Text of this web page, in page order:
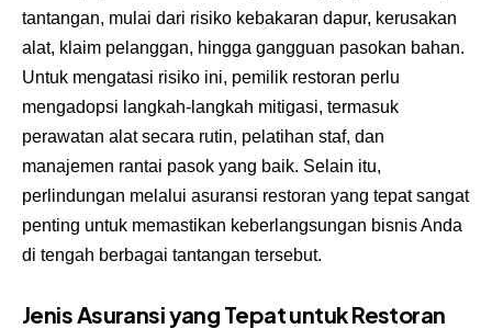
tantangan, mulai dari risiko kebakaran dapur, kerusakan
alat, klaim pelanggan, hingga gangguan pasokan bahan.
Untuk mengatasi risiko ini, pemilik restoran perlu
mengadopsi langkah-langkah mitigasi, termasuk
perawatan alat secara rutin, pelatihan staf, dan
manajemen rantai pasok yang baik. Selain itu,
perlindungan melalui asuransi restoran yang tepat sangat
penting untuk memastikan keberlangsungan bisnis Anda
di tengah berbagai tantangan tersebut.
Jenis Asuransi yang Tepat untuk Restoran